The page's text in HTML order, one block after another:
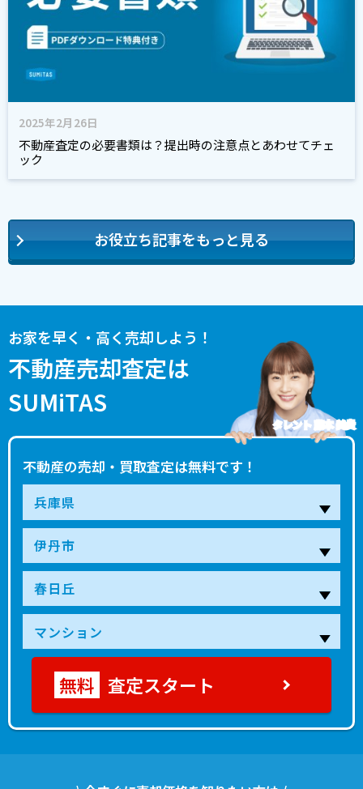
2025年2月26日
不動産査定の必要書類は？提出時の注意点とあわせてチェ
ック
お役立ち記事をもっと見る
お家を早く・高く売却しよう！
不動産売却査定は
SUMiTAS
不動産の売却・買取査定は無料です！
タレント 藤本 美貴
査定スタート